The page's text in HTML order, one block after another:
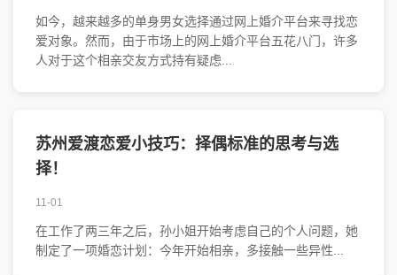
如今，越来越多的单身男女选择通过网上婚介平台来寻找恋
爱对象。然而，由于市场上的网上婚介平台五花八门，许多
人对于这个相亲交友方式持有疑虑...
苏州爱渡恋爱小技巧：择偶标准的思考与选
择！
11-01
在工作了两三年之后，孙小姐开始考虑自己的个人问题，她
制定了一项婚恋计划：今年开始相亲，多接触一些异性...